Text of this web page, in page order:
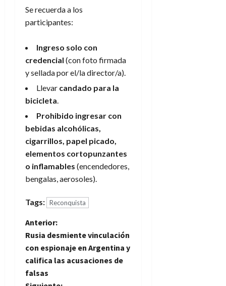
Se recuerda a los
participantes:
Ingreso solo con
credencial (con foto firmada
y sellada por el/la director/a).
Llevar candado para la
bicicleta
Prohibido ingresar con
bebidas alcohólicas,
cigarrillos, papel picado,
elementos cortopunzantes
o inflamables (encendedores,
bengalas, aerosoles).
Tags: Reconquista
N
a
v
Anterior:
Rusia desmiente vinculación
con espionaje en Argentina y
califica las acusaciones de
falsas